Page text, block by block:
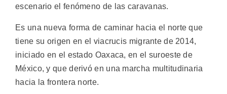
escenario el fenómeno de las caravanas.
Es una nueva forma de caminar hacia el norte que
tiene su origen en el viacrucis migrante de 2014,
iniciado en el estado Oaxaca, en el suroeste de
México, y que derivó en una marcha multitudinaria
hacia la frontera norte.